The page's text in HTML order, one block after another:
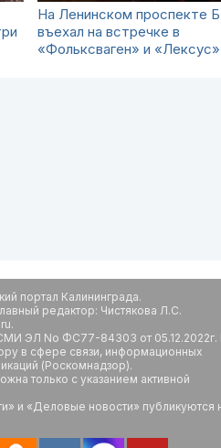
На Ленинском проспекте
въехал на встречке в
«Фольксваген» и «Лексус»
портал Калининграда.
редактор: Чистякова Л.С.
ЭЛ No ФС77-84303 от
в сфере связи, информационных
(Роскомнадзор).
только с указанием активной
и «Деловые новости» публикуются